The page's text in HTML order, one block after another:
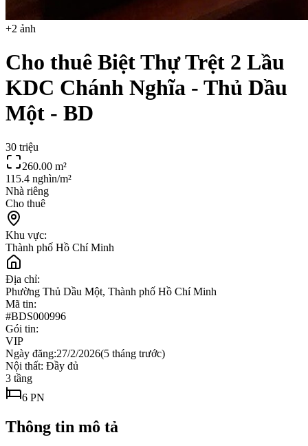
+2 ảnh
Cho thuê Biệt Thự Trệt 2 Lầu
KDC Chánh Nghĩa - Thủ Dầu
Một - BD
30 triệu
260.00 m²
115.4 nghìn/m²
Nhà riêng
Cho thuê
Khu vực:
Thành phố Hồ Chí Minh
Địa chỉ:
Phường Thủ Dầu Một, Thành phố Hồ Chí Minh
Mã tin:
#BDS000996
Gói tin:
VIP
Ngày đăng:27/2/2026(5 tháng trước)
Nội thất: Đầy đủ
3 tầng
6 PN
Thông tin mô tả